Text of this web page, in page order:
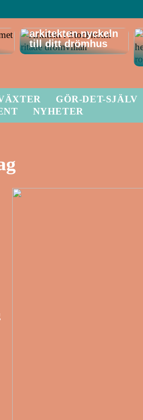
arkitekten nyckeln
till ditt drömhus
GÖR-DET-SJÄLV
NYHETER